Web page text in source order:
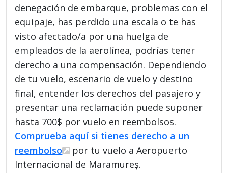
denegación de embarque, problemas con el
equipaje, has perdido una escala o te has
visto afectado/a por una huelga de
empleados de la aerolínea, podrías tener
derecho a una compensación. Dependiendo
de tu vuelo, escenario de vuelo y destino
final, entender los derechos del pasajero y
presentar una reclamación puede suponer
hasta 700$ por vuelo en reembolsos.
Comprueba aquí si tienes derecho a un
reembolso
por tu vuelo a Aeropuerto
Internacional de Maramureș.